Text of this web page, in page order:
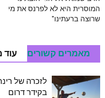
המוסרית היא לא לפרנס את מי
שרוצה ברעתינו"
מאמרים קשורים עוד
לזכרה של
בקידר דרום